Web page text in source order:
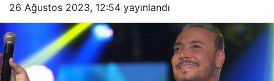
26 Ağustos 2023, 12:54 yayınlandı